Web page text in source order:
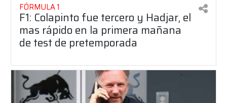
FÓRMULA 1
F1: Colapinto fue tercero y Hadjar, el
mas rápido en la primera mañana
de test de pretemporada